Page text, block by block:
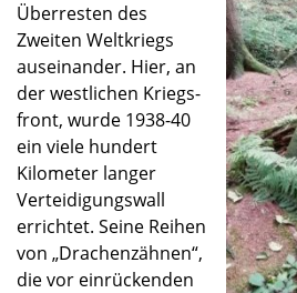
Überres­ten des
Zweiten Weltkriegs
ausein­an­der. Hier, an
der westli­chen Kriegs­
front, wurde 1938-40
ein viele hundert
Kilome­ter langer
Vertei­di­gungs­wall
errich­tet. Seine Reihen
von „Drachen­zäh­nen“,
die vor einrü­cken­den